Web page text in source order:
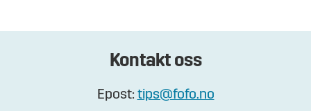
Kontakt oss
Epost: tips@fofo.no